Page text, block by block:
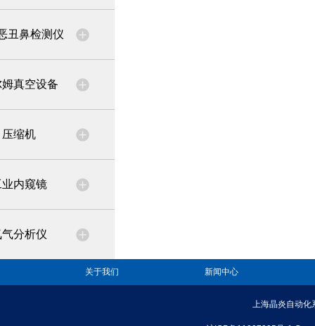
丑鼻检测仪
真空设备
压缩机
内窥镜
分析仪
关于我们 新闻中心
上海晶炎自动化